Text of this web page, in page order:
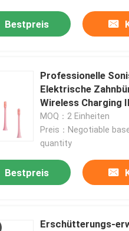
Bestpreis
Professionelle
Elektrische
Wireless Charging
Wasserdichte
Zahnbürste
MOQ：2 Einheiten
Preis：Negotiable
quantity
Bestpreis
Erschütterungs-